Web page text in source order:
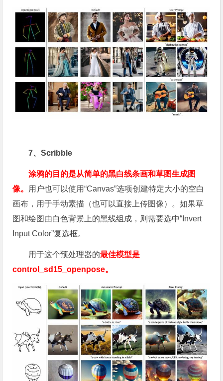
7、Scribble
涂鸦的目的是从简单的黑白线条画和草图生成图
像。 用户也可以使用“Canvas”选项创建特定大小的空白
画布，用于手动素描（也可以直接上传图像）。如果草
图和绘图由白色背景上的黑线组成，则需要选中“Invert
Input Color”复选框。
用于这个预处理器的最佳模型是
control_sd15_openpose。